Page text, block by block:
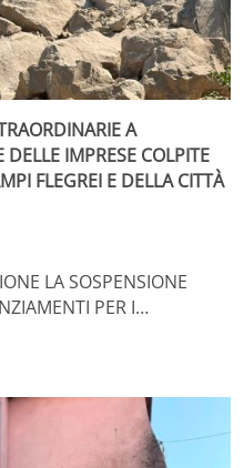
A
IMPRESE COLPITE
FLEGREI E DELLA CITTÀ
LA SOSPENSIONE
PER I…